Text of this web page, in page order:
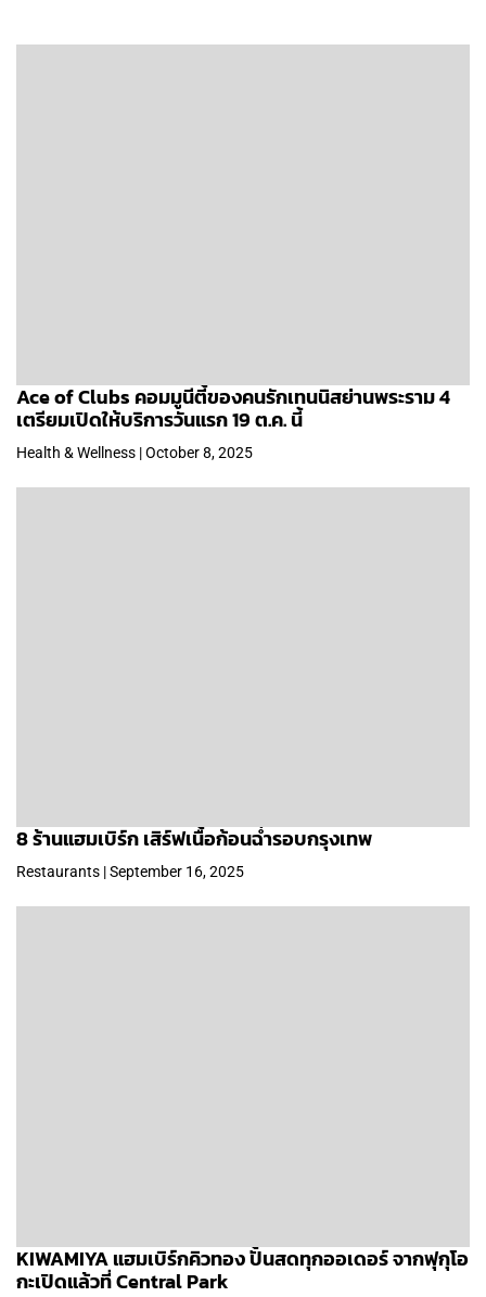
Ace of Clubs คอมมูนีตี้ของคนรักเทนนิสย่านพระราม 4
เตรียมเปิดให้บริการวันแรก 19 ต.ค. นี้
Health & Wellness | October 8, 2025
8 ร้านแฮมเบิร์ก เสิร์ฟเนื้อก้อนฉ่ำรอบกรุงเทพ
Restaurants | September 16, 2025
KIWAMIYA แฮมเบิร์กคิวทอง ปั้นสดทุกออเดอร์ จากฟุกุโอ
กะเปิดแล้วที่ Central Park